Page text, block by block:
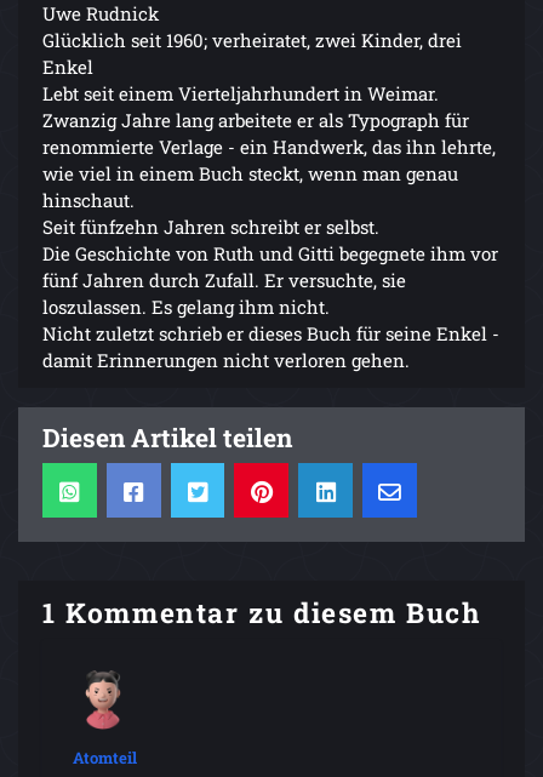
Uwe Rudnick
Glücklich seit 1960; verheiratet, zwei Kinder, drei
Enkel
Lebt seit einem Vierteljahrhundert in Weimar.
Zwanzig Jahre lang arbeitete er als Typograph für
renommierte Verlage - ein Handwerk, das ihn lehrte,
wie viel in einem Buch steckt, wenn man genau
hinschaut.
Seit fünfzehn Jahren schreibt er selbst.
Die Geschichte von Ruth und Gitti begegnete ihm vor
fünf Jahren durch Zufall. Er versuchte, sie
loszulassen. Es gelang ihm nicht.
Nicht zuletzt schrieb er dieses Buch für seine Enkel -
damit Erinnerungen nicht verloren gehen.
Diesen Artikel teilen
1 Kommentar zu diesem Buch
Atomteil